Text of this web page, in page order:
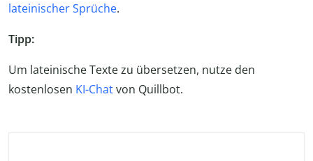
lateinischer Sprüche.
Tipp:
Um lateinische Texte zu übersetzen, nutze den
kostenlosen KI-Chatvon Quillbot.